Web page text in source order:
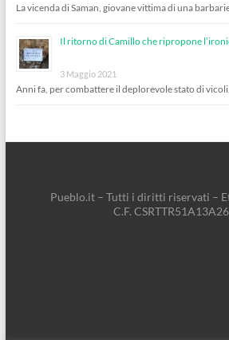
La vicenda di Saman, giovane vittima di una barbarie
Il ritorno di Camillo che ripropone
3 Maggio 2021
Anni fa, per combattere il deplorevole stato di vicoli,
Pueblo.it – Tutti i diritti riservati –
C.F.